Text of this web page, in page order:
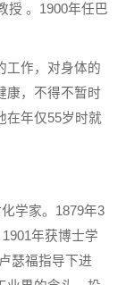
授 。1900年任巴
工作，对身体的
康，不得不暂时
在年仅55岁时就
学家。1879年3
年获博士学
瑟福指导下进